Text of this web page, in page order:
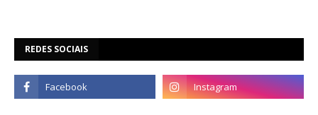
REDES SOCIAIS